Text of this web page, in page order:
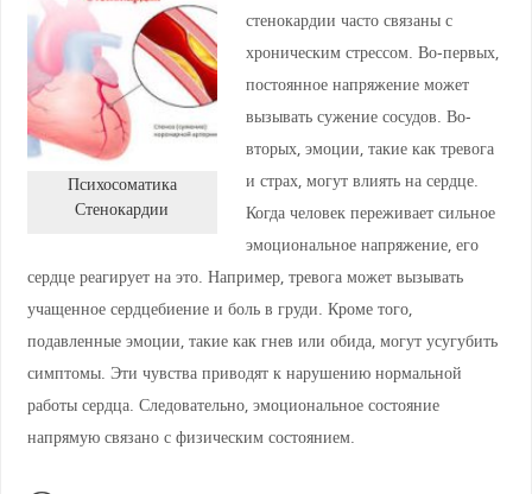
Психосоматика
Стенокардии
стенокардии часто связаны с
хроническим стрессом. Во-первых,
постоянное напряжение может
вызывать сужение сосудов. Во-
вторых, эмоции, такие как тревога
и страх, могут влиять на сердце.
Когда человек переживает сильное
эмоциональное напряжение, его
сердце реагирует на это. Например, тревога может вызывать
учащенное сердцебиение и боль в груди. Кроме того,
подавленные эмоции, такие как гнев или обида, могут усугубить
симптомы. Эти чувства приводят к нарушению нормальной
работы сердца. Следовательно, эмоциональное состояние
напрямую связано с физическим состоянием.